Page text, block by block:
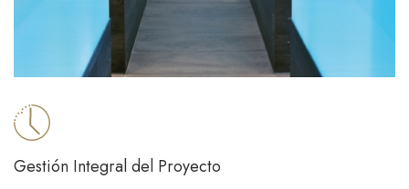
Gestión Integral del Proyecto